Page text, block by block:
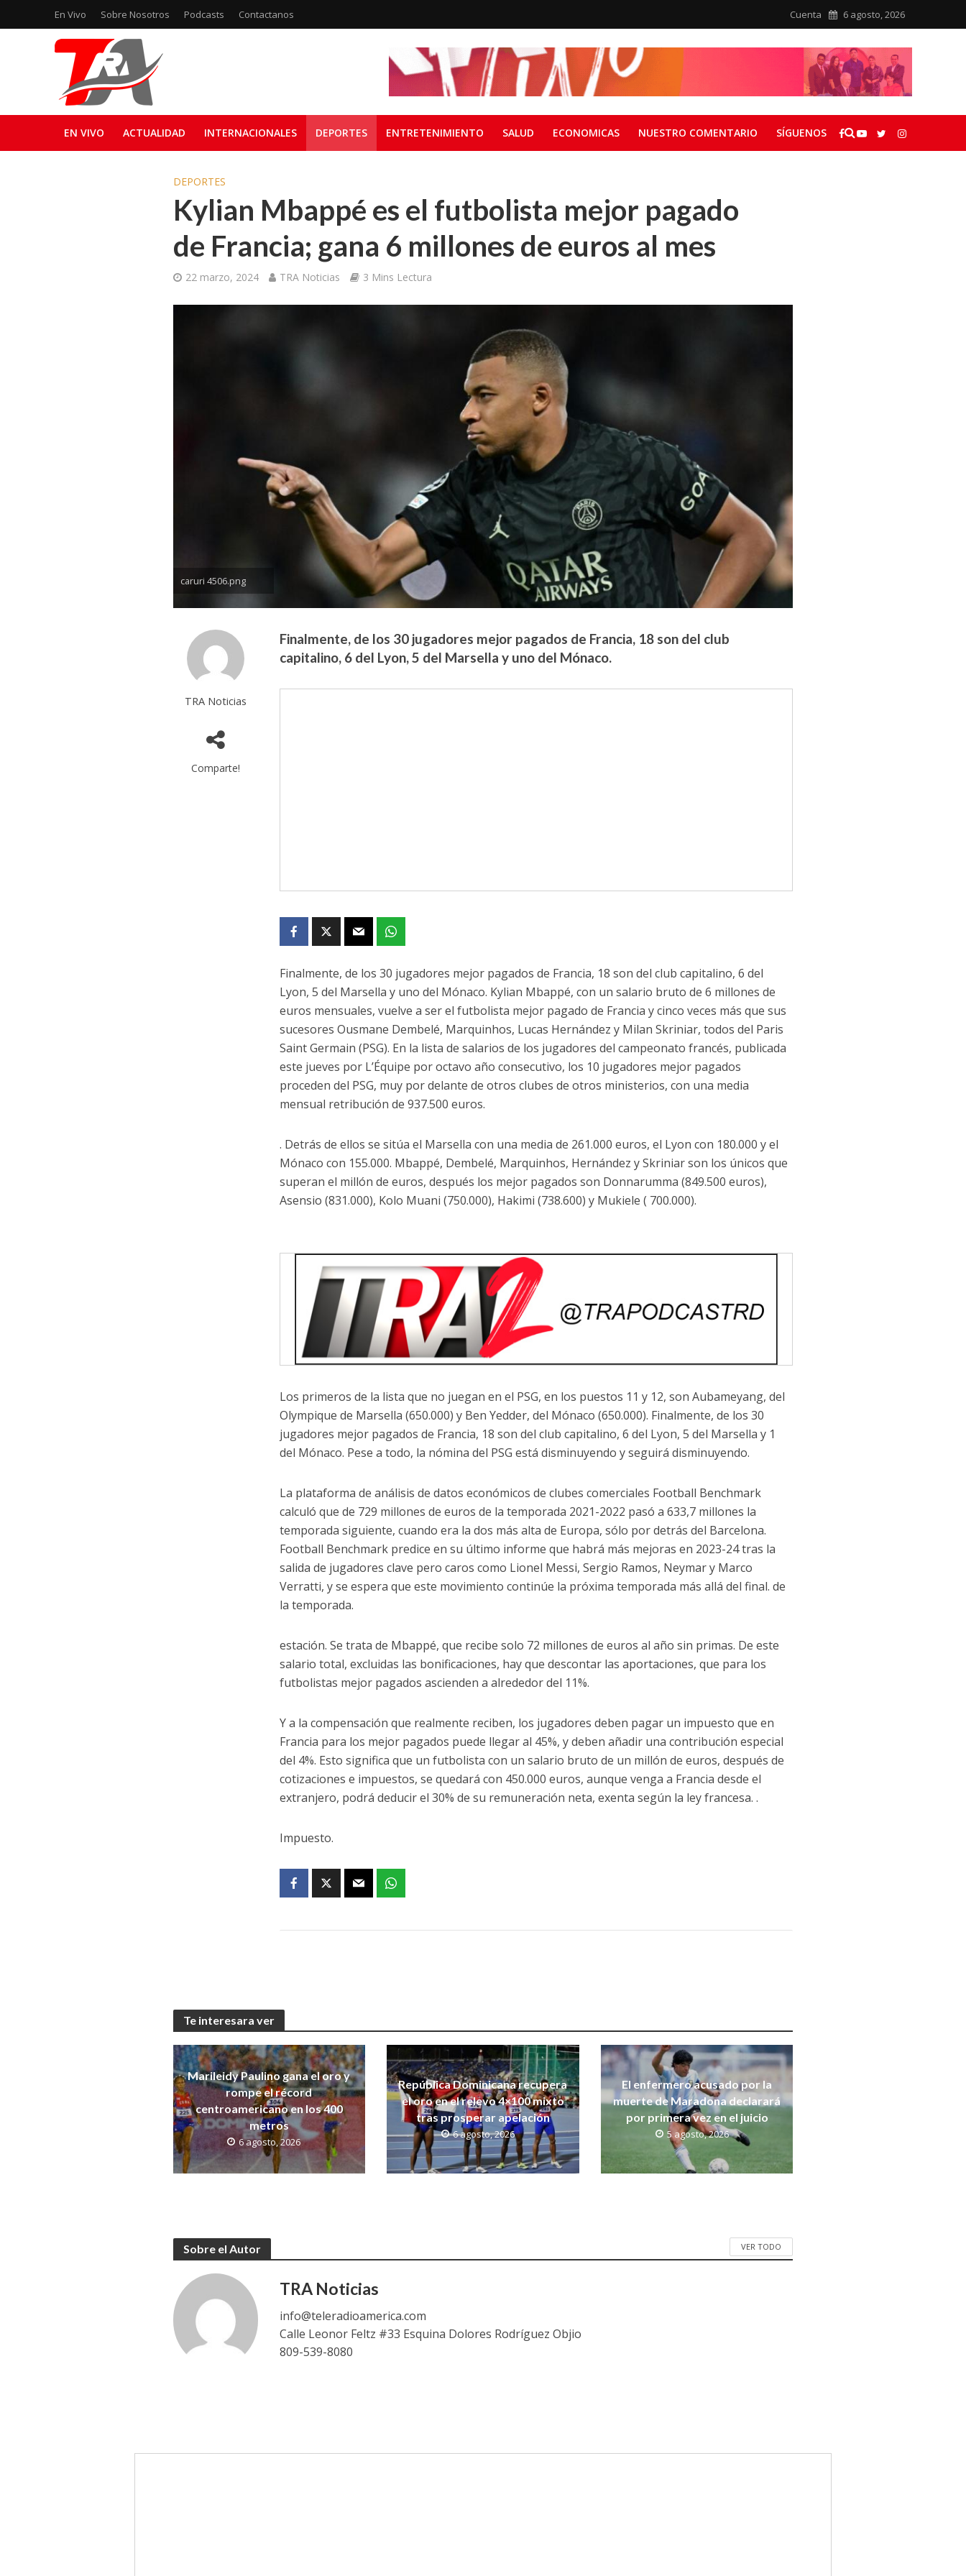
En Vivo Sobre Nosotros Podcasts Contactanos Cuenta 6 agosto, 2026
EN VIVO ACTUALIDAD INTERNACIONALES DEPORTES ENTRETENIMIENTO SALUD ECONOMICAS NUESTRO COMENTARIO SÍGUENOS
DEPORTES
Kylian Mbappé es el futbolista mejor pagado
de Francia; gana 6 millones de euros al mes
22 marzo, 2024 TRA Noticias 3 Mins Lectura
caruri 4506.png
TRA Noticias
Comparte!
Finalmente, de los 30 jugadores mejor pagados de Francia, 18 son del club
capitalino, 6 del Lyon, 5 del Marsella y uno del Mónaco.
Finalmente, de los 30 jugadores mejor pagados de Francia, 18 son del club capitalino, 6 del
Lyon, 5 del Marsella y uno del Mónaco. Kylian Mbappé, con un salario bruto de 6 millones de
euros mensuales, vuelve a ser el futbolista mejor pagado de Francia y cinco veces más que sus
sucesores Ousmane Dembelé, Marquinhos, Lucas Hernández y Milan Skriniar, todos del Paris
Saint Germain (PSG). En la lista de salarios de los jugadores del campeonato francés, publicada
este jueves por L’Équipe por octavo año consecutivo, los 10 jugadores mejor pagados
proceden del PSG, muy por delante de otros clubes de otros ministerios, con una media
mensual retribución de 937.500 euros.
. Detrás de ellos se sitúa el Marsella con una media de 261.000 euros, el Lyon con 180.000 y el
Mónaco con 155.000. Mbappé, Dembelé, Marquinhos, Hernández y Skriniar son los únicos que
superan el millón de euros, después los mejor pagados son Donnarumma (849.500 euros),
Asensio (831.000), Kolo Muani (750.000), Hakimi (738.600) y Mukiele ( 700.000).
Los primeros de la lista que no juegan en el PSG, en los puestos 11 y 12, son Aubameyang, del
Olympique de Marsella (650.000) y Ben Yedder, del Mónaco (650.000). Finalmente, de los 30
jugadores mejor pagados de Francia, 18 son del club capitalino, 6 del Lyon, 5 del Marsella y 1
del Mónaco. Pese a todo, la nómina del PSG está disminuyendo y seguirá disminuyendo.
La plataforma de análisis de datos económicos de clubes comerciales Football Benchmark
calculó que de 729 millones de euros de la temporada 2021-2022 pasó a 633,7 millones la
temporada siguiente, cuando era la dos más alta de Europa, sólo por detrás del Barcelona.
Football Benchmark predice en su último informe que habrá más mejoras en 2023-24 tras la
salida de jugadores clave pero caros como Lionel Messi, Sergio Ramos, Neymar y Marco
Verratti, y se espera que este movimiento continúe la próxima temporada más allá del final. de
la temporada.
estación. Se trata de Mbappé, que recibe solo 72 millones de euros al año sin primas. De este
salario total, excluidas las bonificaciones, hay que descontar las aportaciones, que para los
futbolistas mejor pagados ascienden a alrededor del 11%.
Y a la compensación que realmente reciben, los jugadores deben pagar un impuesto que en
Francia para los mejor pagados puede llegar al 45%, y deben añadir una contribución especial
del 4%. Esto significa que un futbolista con un salario bruto de un millón de euros, después de
cotizaciones e impuestos, se quedará con 450.000 euros, aunque venga a Francia desde el
extranjero, podrá deducir el 30% de su remuneración neta, exenta según la ley francesa. .
Impuesto.
Te interesara ver
Marileidy Paulino gana el oro y
rompe el récord
centroamericano en los 400
metros
6 agosto, 2026
República Dominicana recupera
el oro en el relevo 4×100 mixto
tras prosperar apelación
6 agosto, 2026
El enfermero acusado por la
muerte de Maradona declarará
por primera vez en el juicio
5 agosto, 2026
Sobre el Autor VER TODO
TRA Noticias
info@teleradioamerica.com
Calle Leonor Feltz #33 Esquina Dolores Rodríguez Objio
809-539-8080